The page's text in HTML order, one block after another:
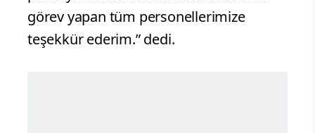
görev yapan tüm personellerimize
teşekkür ederim.” dedi.